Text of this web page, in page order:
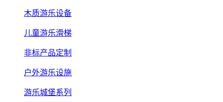
木质游乐设备
儿童游乐滑梯
非标产品定制
户外游乐设施
游乐城堡系列